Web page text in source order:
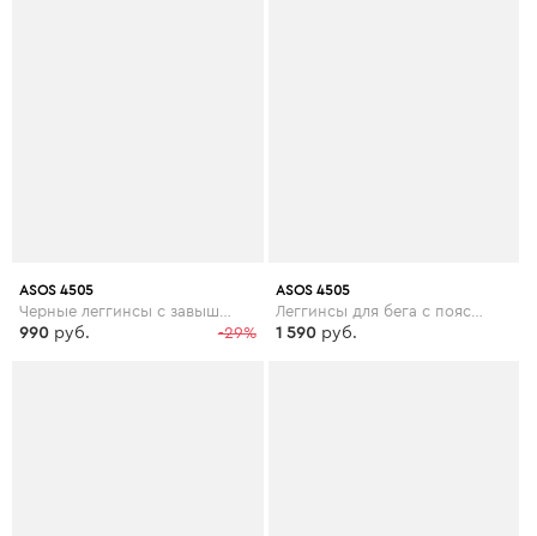
ASOS 4505
-29%
990 руб.
ASOS 4505
Леггинсы для бега с поясом ASOS 4505 Curve - Черный
1 590 руб.